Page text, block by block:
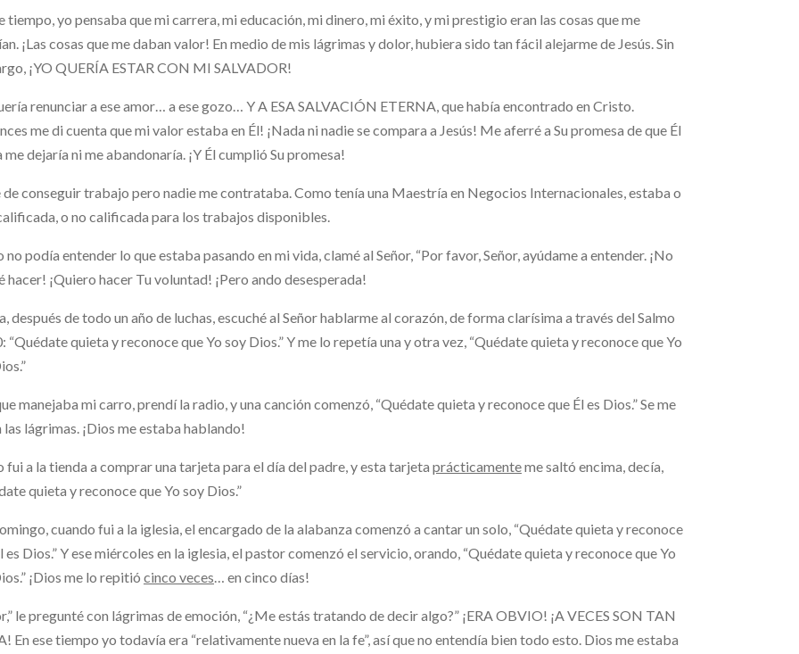
tiempo, yo pensaba que mi carrera, mi educación, mi dinero, mi éxito, y mi prestigio eran las cosas que me
¡Las cosas que me daban valor! En medio de mis lágrimas y dolor, hubiera sido tan fácil alejarme de Jesús. Sin
¡YO QUERÍA ESTAR CON MI SALVADOR!
renunciar a ese amor… a ese gozo… Y A ESA SALVACIÓN ETERNA, que había encontrado en Cristo.
me di cuenta que mi valor estaba en Él! ¡Nada ni nadie se compara a Jesús! Me aferré a Su promesa de que Él
me dejaría ni me abandonaría. ¡Y Él cumplió Su promesa!
de conseguir trabajo pero nadie me contrataba. Como tenía una Maestría en Negocios Internacionales, estaba o
o no calificada para los trabajos disponibles.
no podía entender lo que estaba pasando en mi vida, clamé al Señor, “Por favor, Señor, ayúdame a entender. ¡No
hacer! ¡Quiero hacer Tu voluntad! ¡Pero ando desesperada!
después de todo un año de luchas, escuché al Señor hablarme al corazón, de forma clarísima a través del Salmo
“Quédate quieta y reconoce que Yo soy Dios.” Y me lo repetía una y otra vez, “Quédate quieta y reconoce que Yo
manejaba mi carro, prendí la radio, y una canción comenzó, “Quédate quieta y reconoce que Él es Dios.” Se me
las lágrimas. ¡Dios me estaba hablando!
fui a la tienda a comprar una tarjeta para el día del padre, y esta tarjeta prácticamenteme saltó encima, decía,
quieta y reconoce que Yo soy Dios.”
cuando fui a la iglesia, el encargado de la alabanza comenzó a cantar un solo, “Quédate quieta y reconoce
es Dios.” Y ese miércoles en la iglesia, el pastor comenzó el servicio, orando, “Quédate quieta y reconoce que Yo
¡Dios me lo repitió cinco veces… en cinco días!
le pregunté con lágrimas de emoción, “¿Me estás tratando de decir algo?” ¡ERA OBVIO! ¡A VECES SON TAN
En ese tiempo yo todavía era “relativamente nueva en la fe”, así que no entendía bien todo esto. Dios me estaba